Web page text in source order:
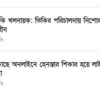
খলনায়ক: ভিকির পরিচালনায়
অনলাইনে হেনস্তার শিকার হয়ে